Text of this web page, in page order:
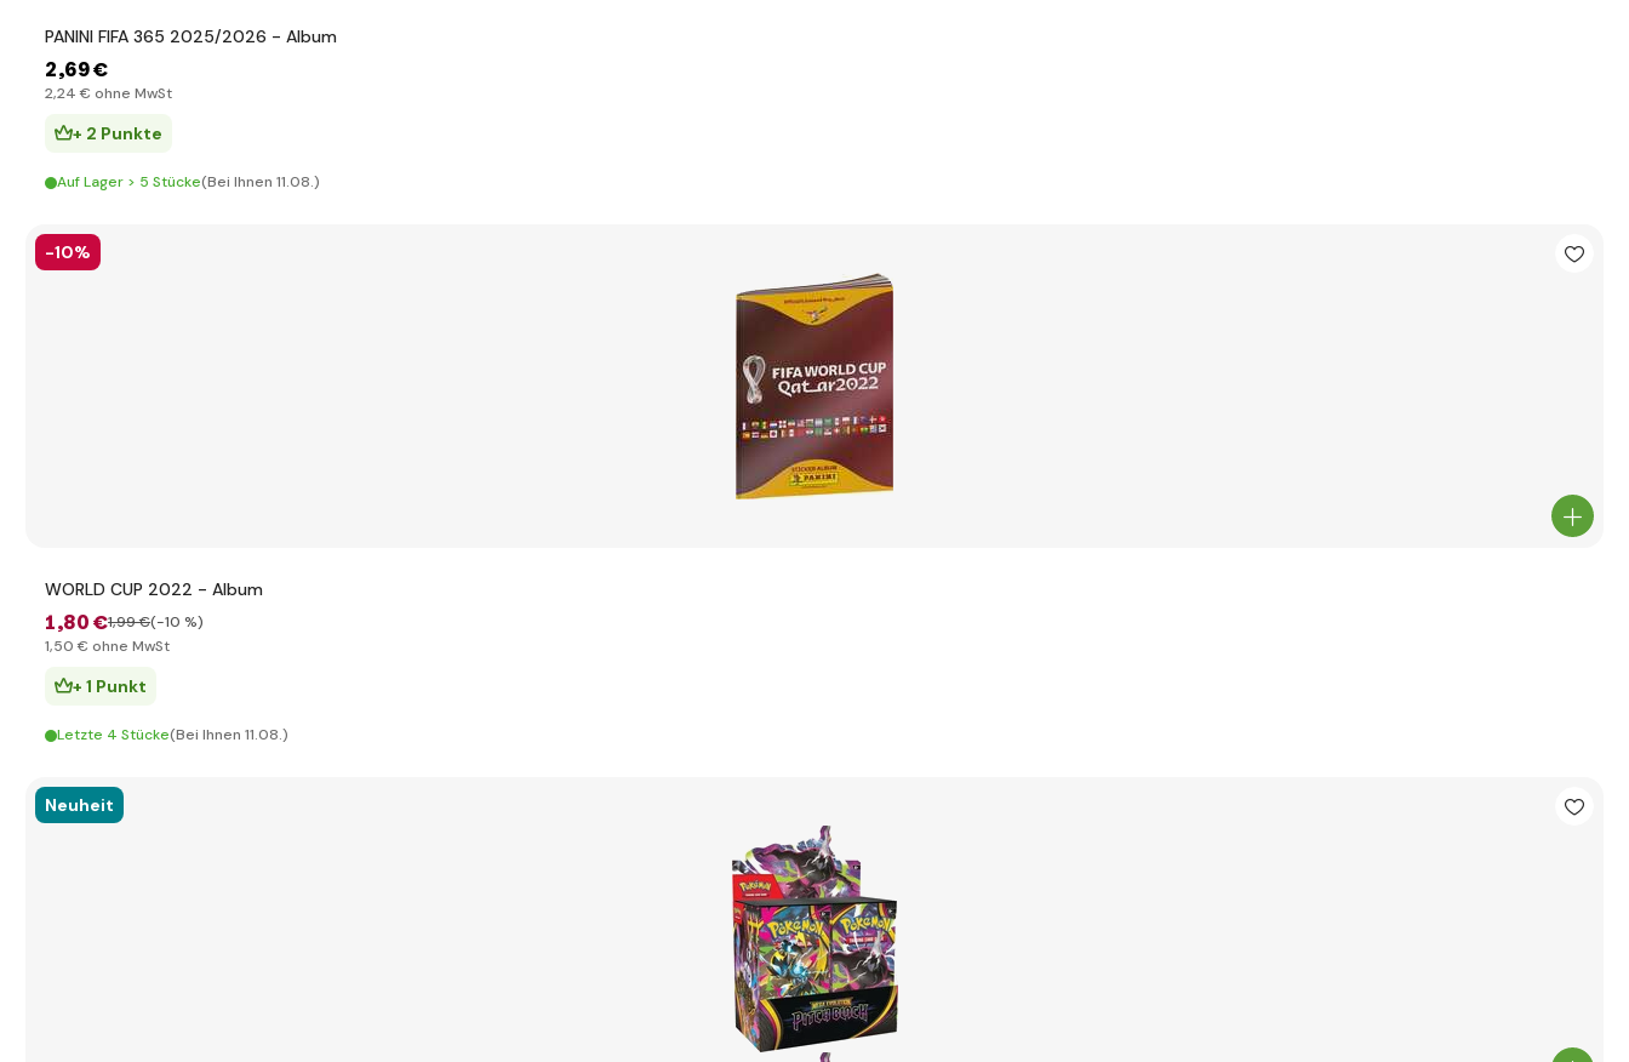
PANINI FIFA 365 2025/2026 - Album
2,69 €
2,24 € ohne MwSt
+ 2 Punkte
Auf Lager > 5 Stücke(Bei Ihnen 11.08.)
-10%
WORLD CUP 2022 - Album
1,80 €1,99 €(-10 %)
1,50 € ohne MwSt
+ 1 Punkt
Letzte 4 Stücke(Bei Ihnen 11.08.)
Neuheit